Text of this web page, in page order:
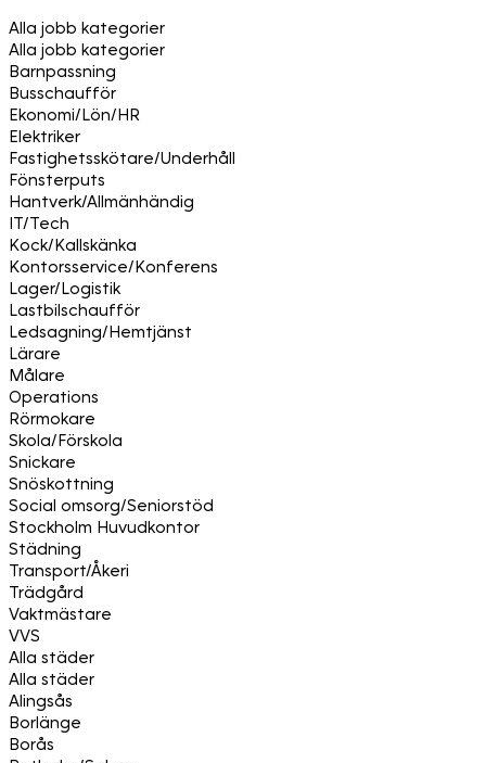
Alla jobb kategorier
Alla jobb kategorier
Barnpassning
Busschaufför
Ekonomi/Lön/HR
Elektriker
Fastighetsskötare/Underhåll
Fönsterputs
Hantverk/Allmänhändig
IT/Tech
Kock/Kallskänka
Kontorsservice/Konferens
Lager/Logistik
Lastbilschaufför
Ledsagning/Hemtjänst
Lärare
Målare
Operations
Rörmokare
Skola/Förskola
Snickare
Snöskottning
Social omsorg/Seniorstöd
Stockholm Huvudkontor
Städning
Transport/Åkeri
Trädgård
Vaktmästare
VVS
Alla städer
Alla städer
Alingsås
Borlänge
Borås